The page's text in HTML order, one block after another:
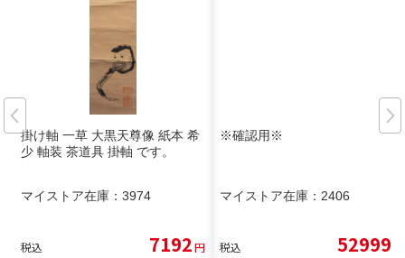
掛け軸 一草 大黒天尊像 紙本 希
少 軸装 茶道具 掛軸 です。
マイストア在庫： 3974
税込 7192円
※確認用※
マイストア在庫： 2406
税込 52999